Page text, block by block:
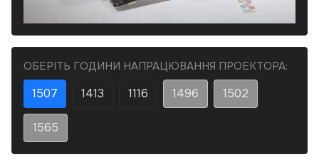
ОБЕРІТЬ ГОДИНИ НАПРАЦЮВАННЯ ПРОЕКТОРА:
1507 1413 1116 1496 1502
1565